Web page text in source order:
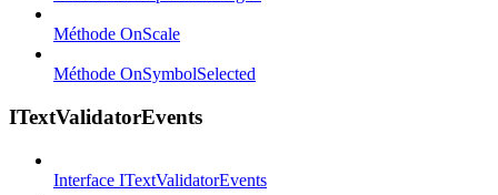
Méthode OnScale
Méthode OnSymbolSelected
ITextValidatorEvents
Interface ITextValidatorEvents